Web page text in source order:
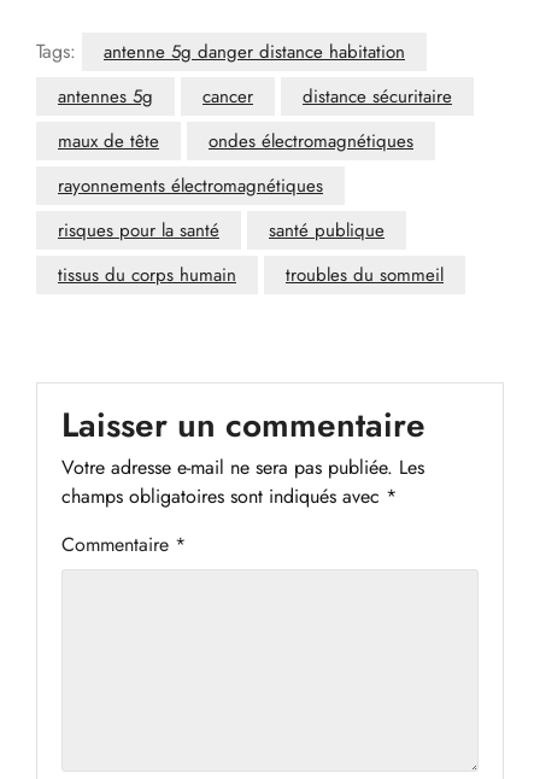
Tags:
antenne 5g danger distance habitation
antennes 5g
cancer
distance sécuritaire
maux de tête
ondes électromagnétiques
rayonnements électromagnétiques
risques pour la santé
santé publique
tissus du corps humain
troubles du sommeil
Laisser un commentaire
Votre adresse e-mail ne sera pas publiée. Les
champs obligatoires sont indiqués avec *
Commentaire *